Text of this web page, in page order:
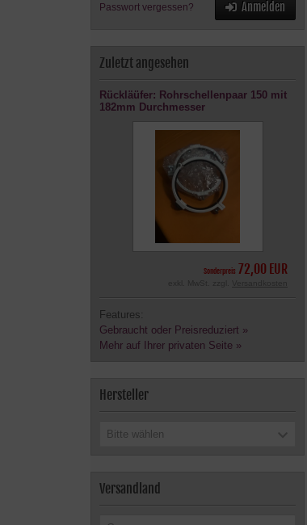
Passwort vergessen? Anmelden
Zuletzt angesehen
Rückläüfer: Rohrschellenpaar 150 mit
182mm Durchmesser
Sonderpreis 72,00 EUR
exkl. MwSt. zzgl.
Features:
Gebraucht oder Preisreduziert »
Mehr auf Ihrer privaten Seite »
Hersteller
Bitte wählen
Versandland